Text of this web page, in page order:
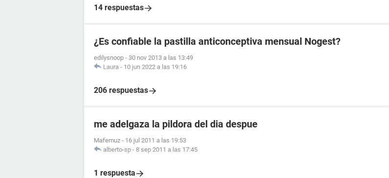
14 respuestas
¿Es confiable la pastilla anticonceptiva mensual Nogest?
edilysnoop - 30 nov 2013 a las 13:49
Laura - 10 jun 2022 a las 19:16
206 respuestas
me adelgaza la pildora del dia despue
Mafemuz - 16 jul 2011 a las 19:53
alberto-sp - 8 sep 2011 a las 17:45
1 respuesta